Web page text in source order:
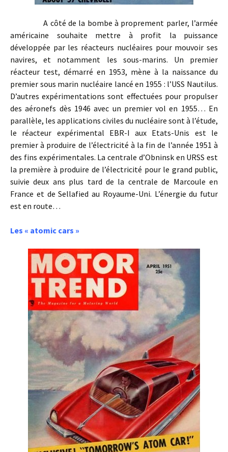
A côté de la bombe à proprement parler, l’armée
américaine souhaite mettre à profit la puissance
développée par les réacteurs nucléaires pour mouvoir ses
navires, et notamment les sous-marins. Un premier
réacteur test, démarré en 1953, mène à la naissance du
premier sous marin nucléaire lancé en 1955 : l’USS Nautilus.
D’autres expérimentations sont effectuées pour propulser
des aéronefs dès 1946 avec un premier vol en 1955… En
parallèle, les applications civiles du nucléaire sont à l’étude,
le réacteur expérimental EBR-I aux Etats-Unis est le
premier à produire de l’électricité à la fin de l’année 1951 à
des fins expérimentales. La centrale d’Obninsk en URSS est
la première à produire de l’électricité pour le grand public,
suivie deux ans plus tard de la centrale de Marcoule en
France et de Sellafied au Royaume-Uni. L’énergie du futur
est en route…
Les « atomic cars »